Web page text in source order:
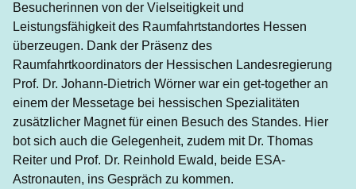
Besucherinnen von der Vielseitigkeit und
Leistungsfähigkeit des Raumfahrtstandortes Hessen
überzeugen. Dank der Präsenz des
Raumfahrtkoordinators der Hessischen Landesregierung
Prof. Dr. Johann-Dietrich Wörner war ein get-together an
einem der Messetage bei hessischen Spezialitäten
zusätzlicher Magnet für einen Besuch des Standes. Hier
bot sich auch die Gelegenheit, zudem mit Dr. Thomas
Reiter und Prof. Dr. Reinhold Ewald, beide ESA-
Astronauten, ins Gespräch zu kommen.